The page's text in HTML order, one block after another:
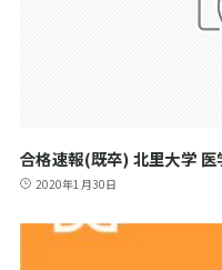
合格速報(既卒) 北里大学 医
2020年1月30日